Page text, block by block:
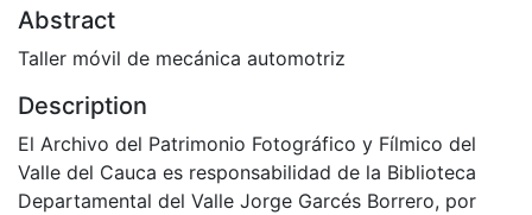
Abstract
Taller móvil de mecánica automotriz
Description
El Archivo del Patrimonio Fotográfico y Fílmico del
Valle del Cauca es responsabilidad de la Biblioteca
Departamental del Valle Jorge Garcés Borrero, por